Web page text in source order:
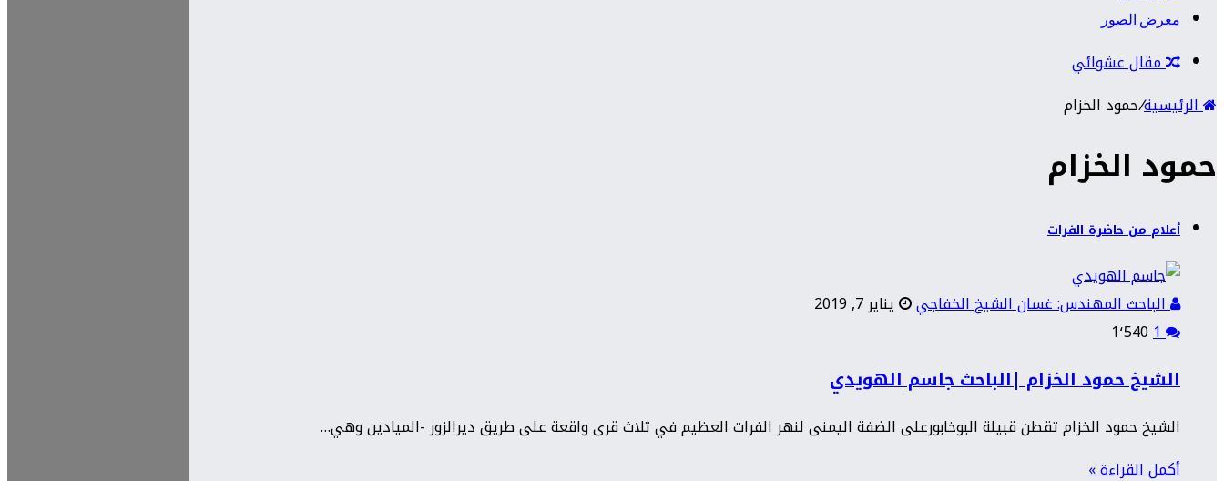
معرض الصور
مقال عشوائي
الرئيسية/حمود الخزام
حمود الخزام
أعلام من حاضرة الفرات
الباحث المهندس: غسان الشيخ الخفاجي
يناير 7, 2019
1
الشيخ حمود الخزام |الباحث جاسم الهويدي
الشيخ حمود الخزام تقطن قبيلة البوخابورعلى الضفة اليمنى لنهر الفرات العظيم في ثلاث قرى واقعة على طريق ديرالزور -الميادين وهي…
أكمل القراءة »